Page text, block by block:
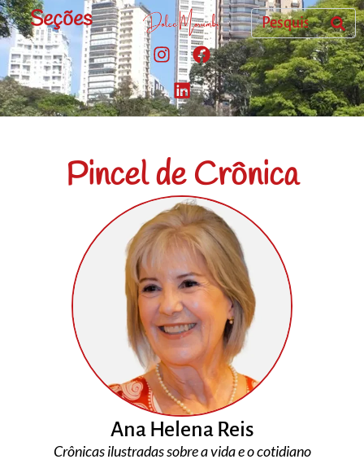
Seções
Pincel de Crônica
Ana Helena Reis
Crônicas ilustradas sobre a vida e o cotidiano